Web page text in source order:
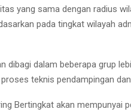
yang sama dengan radius
pada tingkat wilayah
dibagi dalam beberapa grup
teknis pendampingan dan
Bertingkat akan mempunyai